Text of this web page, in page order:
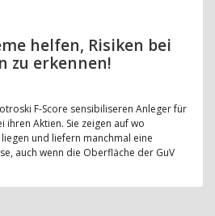
helfen, Risiken bei
zu erkennen!
F-Score sensibiliseren Anleger für
Aktien. Sie zeigen auf wo
und liefern manchmal eine
auch wenn die Oberfläche der GuV